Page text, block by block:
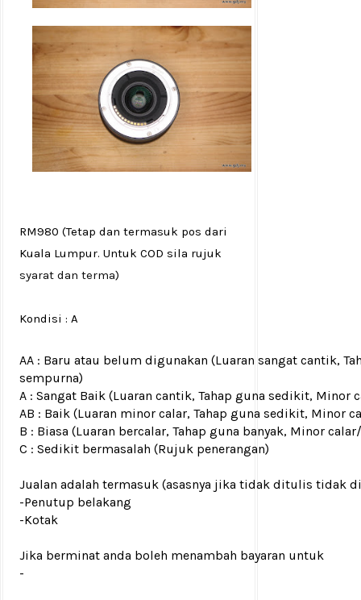
RM980 (Tetap dan termasuk pos dari
Kuala Lumpur. Untuk COD sila rujuk
syarat dan terma)
Kondisi : A
AA : Baru atau belum digunakan (Luaran sangat cantik,
sempurna)
A : Sangat Baik (Luaran cantik, Tahap guna sedikit,
AB : Baik (Luaran minor calar, Tahap guna sedikit, Minor
B : Biasa (Luaran bercalar, Tahap guna banyak, Minor
C : Sedikit bermasalah (Rujuk penerangan)
Jualan adalah termasuk (asasnya jika tidak ditulis tidak
-Penutup belakang
-Kotak
Jika berminat anda boleh menambah bayaran untuk
-